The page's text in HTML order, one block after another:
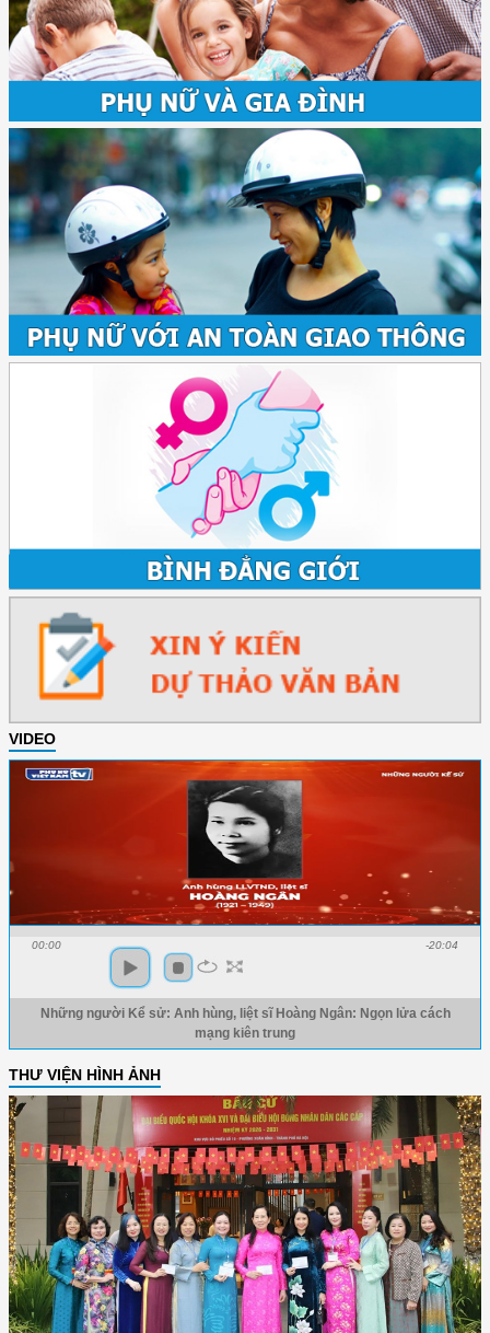
VIDEO
00:00 -20:04
Những người Kể sử: Anh hùng, liệt sĩ Hoàng Ngân: Ngọn lửa cách
mạng kiên trung
THƯ VIỆN HÌNH ẢNH